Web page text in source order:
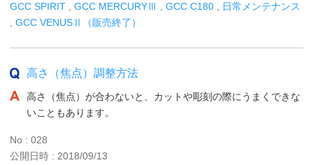
GCC SPIRIT
GCC MERCURYⅢ GCC C180
日常メンテナンス
GCC VENUSⅡ（販売終了）
高さ（焦点）調整方法
高さ（焦点）が合わないと、カットや彫刻の際にうまくできな
いこともあります。
No : 028
公開日時 : 2018/09/13